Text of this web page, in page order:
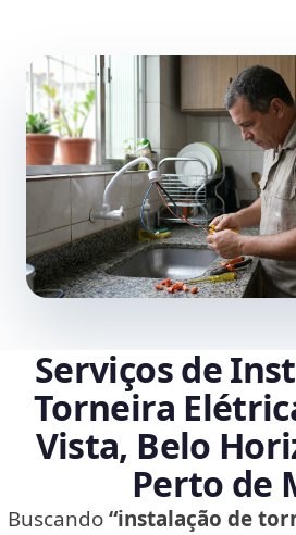
Serviços de
Torneira
Vista, Belo
Perto de
Buscando“instalação de